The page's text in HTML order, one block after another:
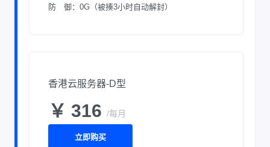
防 御：0G（被揍3小时自动解封）
香港云服务器-D型
￥ 316 /每月
立即购买